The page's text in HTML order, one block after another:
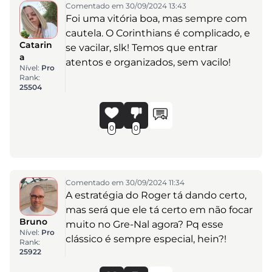
Catarin
a
Nível: Pro
Rank:
25504
Comentado em 30/09/2024 13:43
Foi uma vitória boa, mas sempre com
cautela. O Corinthians é complicado, e
se vacilar, slk! Temos que entrar
atentos e organizados, sem vacilo!
0 0
Bruno
Nível: Pro
Rank:
25922
Comentado em 30/09/2024 11:34
A estratégia do Roger tá dando certo,
mas será que ele tá certo em não focar
muito no Gre-Nal agora? Pq esse
clássico é sempre especial, hein?!